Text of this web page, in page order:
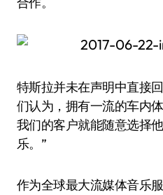
特斯拉并未在声明中直接
们认为，拥有一流的车内
我们的客户就能随意选择
乐。”
作为全球最大流媒体音乐